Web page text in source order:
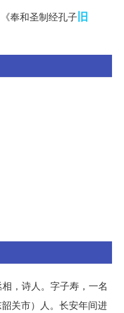
奉和圣制经孔子旧
，诗人。字子寿，一名
关市）人。长安年间进